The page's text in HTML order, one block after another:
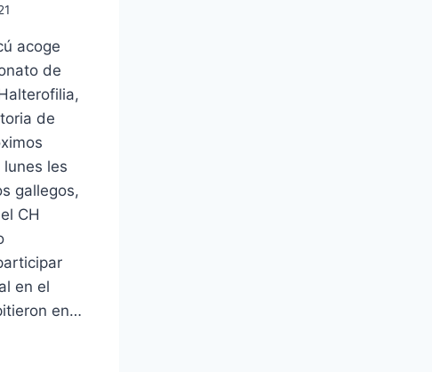
acoge
de
de
lunes les
gallegos,
CH
en el
en…